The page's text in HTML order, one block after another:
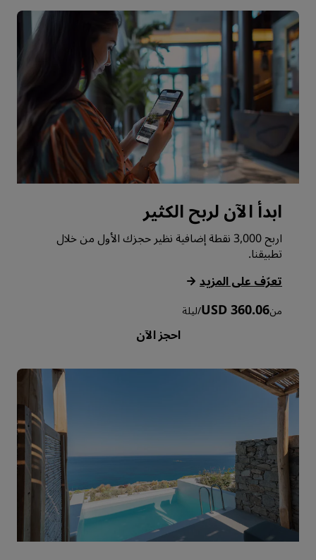
ابدأ الآن لربح الكثير
اربح 3,000 نقطة إضافية نظير حجزك الأول من خلال
تطبيقنا.
‏‫تعرّف على المزيد‬
منUSD 360.06
/ليلة
احجز الآن